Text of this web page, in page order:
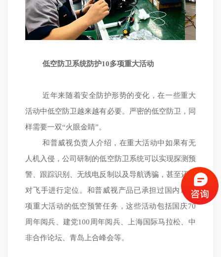
低空防卫系统防护10多项重大活动
近年来随着安全防护形势的变化，在一些重大
活动中低空防卫越来越有必要。严密的低空防卫，同
样需要一双“火眼金睛”。
和普威视负责人介绍，在重大活动中如果有无
人机入侵，公司研制的低空防卫系统可以实现探测预
警、跟踪识别、无线电反制以及导航诱骗，甚至还能
对飞手进行定位。和普威视产品已承担过国内10多
项重大活动的低空预警任务，这些活动包括国庆70
周年阅兵、建党100周年阅兵、上海国际马拉松、中
非合作论坛、青岛上合峰会等。